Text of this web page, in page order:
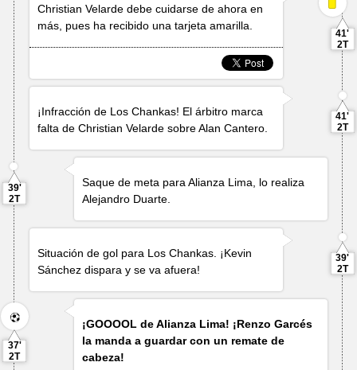
Christian Velarde debe cuidarse de ahora en
más, pues ha recibido una tarjeta amarilla.
41'
2T
¡Infracción de Los Chankas! El árbitro marca
falta deChristian Velarde sobreAlan Cantero
41'
2T
39'
2T
Saque de meta para Alianza Lima, lo realiza
Alejandro Duarte
Situación de gol para Los Chankas. ¡Kevin
Sánchez dispara y se va afuera!
39'
2T
37'
2T
¡GOOOOL de Alianza Lima! ¡Renzo Garcés
la manda a guardar con un remate de
cabeza!